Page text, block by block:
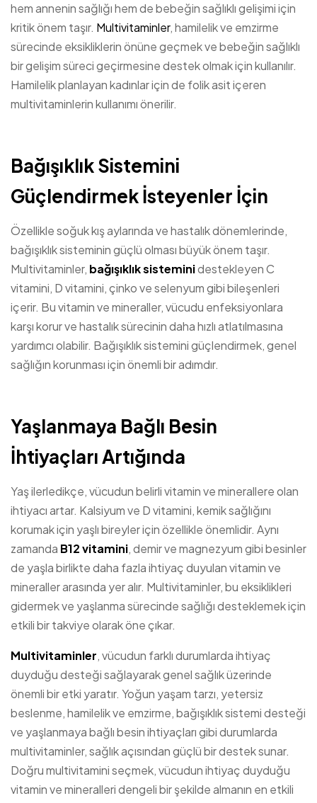
hem annenin sağlığı hem de bebeğin sağlıklı gelişimi için
kritik önem taşır. Multivitaminler, hamilelik ve emzirme
sürecinde eksikliklerin önüne geçmek ve bebeğin sağlıklı
bir gelişim süreci geçirmesine destek olmak için kullanılır.
Hamilelik planlayan kadınlar için de folik asit içeren
multivitaminlerin kullanımı önerilir.
Bağışıklık Sistemini
Güçlendirmek İsteyenler İçin
Özellikle soğuk kış aylarında ve hastalık dönemlerinde,
bağışıklık sisteminin güçlü olması büyük önem taşır.
Multivitaminler, bağışıklık sisteminidestekleyen C
vitamini, D vitamini, çinko ve selenyum gibi bileşenleri
içerir. Bu vitamin ve mineraller, vücudu enfeksiyonlara
karşı korur ve hastalık sürecinin daha hızlı atlatılmasına
yardımcı olabilir. Bağışıklık sistemini güçlendirmek, genel
sağlığın korunması için önemli bir adımdır.
Yaşlanmaya Bağlı Besin
İhtiyaçları Artığında
Yaş ilerledikçe, vücudun belirli vitamin ve minerallere olan
ihtiyacı artar. Kalsiyum ve D vitamini, kemik sağlığını
korumak için yaşlı bireyler için özellikle önemlidir. Aynı
zamanda B12 vitamini, demir ve magnezyum gibi besinler
de yaşla birlikte daha fazla ihtiyaç duyulan vitamin ve
mineraller arasında yer alır. Multivitaminler, bu eksiklikleri
gidermek ve yaşlanma sürecinde sağlığı desteklemek için
etkili bir takviye olarak öne çıkar.
Multivitaminler, vücudun farklı durumlarda ihtiyaç
duyduğu desteği sağlayarak genel sağlık üzerinde
önemli bir etki yaratır. Yoğun yaşam tarzı, yetersiz
beslenme, hamilelik ve emzirme, bağışıklık sistemi desteği
ve yaşlanmaya bağlı besin ihtiyaçları gibi durumlarda
multivitaminler, sağlık açısından güçlü bir destek sunar.
Doğru multivitamini seçmek, vücudun ihtiyaç duyduğu
vitamin ve mineralleri dengeli bir şekilde almanın en etkili